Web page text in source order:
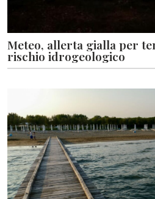
Meteo, allerta gialla per
rischio idrogeologico